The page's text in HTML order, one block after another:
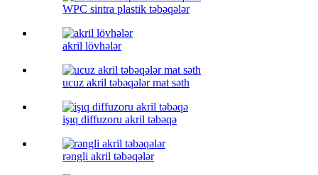
WPC sintra plastik təbəqələr
akril lövhələr
ucuz akril təbəqələr mat səth
işıq diffuzoru akril təbəqə
rəngli akril təbəqələr